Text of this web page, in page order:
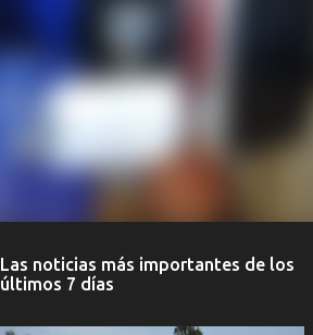
Las noticias más importantes de los
últimos 7 días